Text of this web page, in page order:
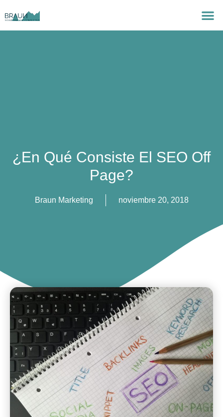
¿En Qué Consiste El SEO Off
Page?
Braun Marketing noviembre 20, 2018